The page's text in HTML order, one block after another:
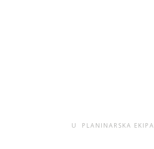
U PLANINARSKA EKIPA